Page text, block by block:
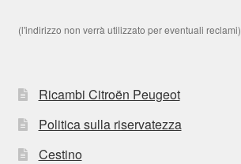
(l'indirizzo non verrà utilizzato per eventuali reclami)
Ricambi Citroën Peugeot
Politica sulla riservatezza
Cestino